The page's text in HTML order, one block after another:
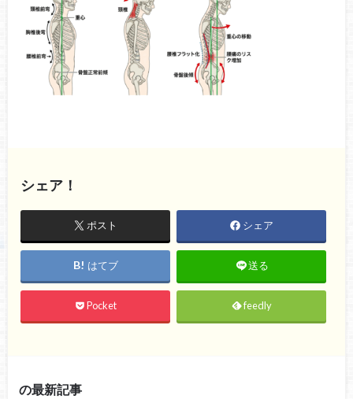
シェア！
ポスト シェア
はてブ 送る
Pocket feedly
の最新記事